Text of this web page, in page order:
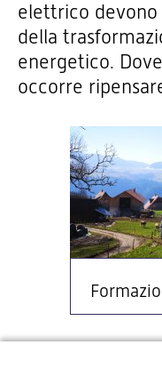
elettrico
della
energetico.
occorre